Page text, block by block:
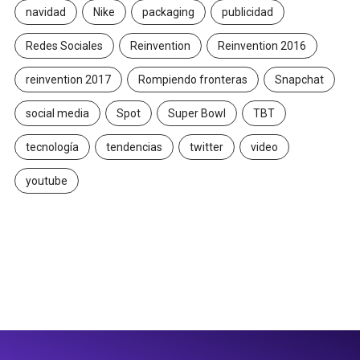
navidad Nike packaging publicidad
Redes Sociales Reinvention Reinvention 2016
reinvention 2017 Rompiendo fronteras Snapchat
social media Spot Super Bowl TBT
tecnología tendencias twitter video
youtube